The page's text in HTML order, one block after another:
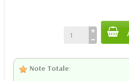
Note Totale: